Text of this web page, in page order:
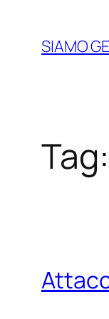
contenuto
SIAMO
Tag: